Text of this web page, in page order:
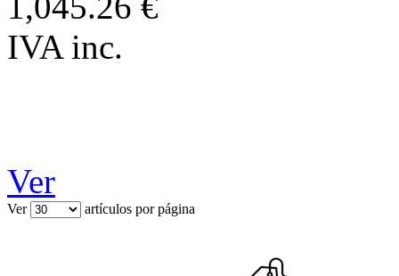
IVA inc.
Ver
Ver artículos por página